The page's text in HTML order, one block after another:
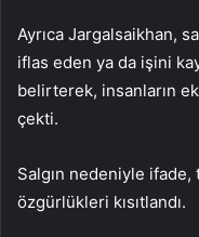
Ayrıca Jargalsaikhan,
iflas eden ya da işini
belirterek, insanların
çekti.
Salgın nedeniyle
özgürlükleri kısıtlandı.